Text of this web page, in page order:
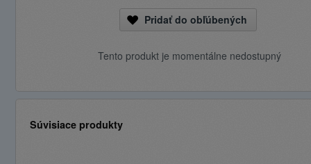
Pridať do obľúbených
Tento produkt je momentálne nedostupný
Súvisiace produkty